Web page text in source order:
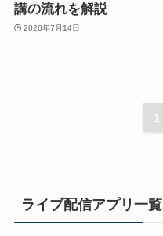
講の流れを解説
2026年7月14日
1
ライブ配信アプリ一覧